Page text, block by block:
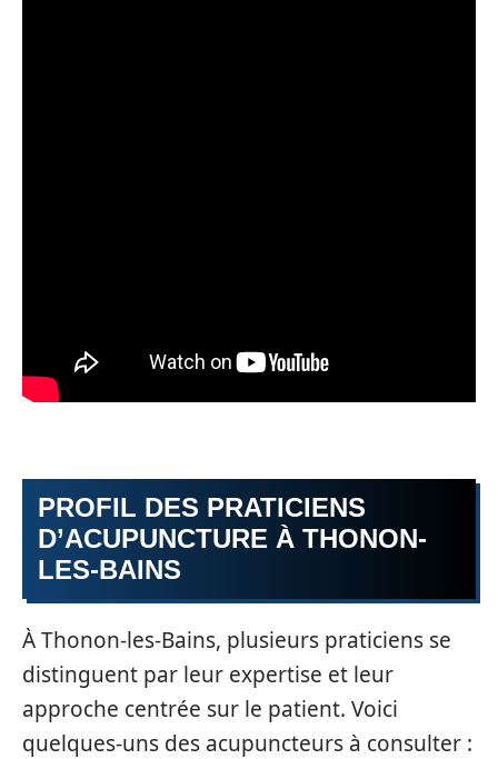
PROFIL DES PRATICIENS
D’ACUPUNCTURE À THONON-
LES-BAINS
À Thonon-les-Bains, plusieurs praticiens se
distinguent par leur expertise et leur
approche centrée sur le patient. Voici
quelques-uns des acupuncteurs à consulter :